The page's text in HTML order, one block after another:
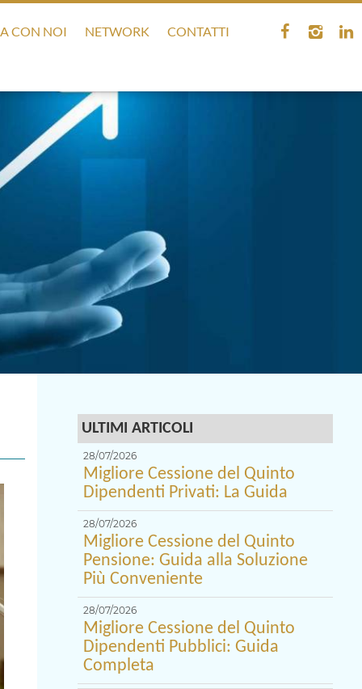
CON NOI NETWORK CONTATTI
ULTIMI ARTICOLI
28/07/2026
Migliore Cessione del Quinto
Dipendenti Privati: La Guida
28/07/2026
Migliore Cessione del Quinto
Pensione: Guida alla Soluzione
Più Conveniente
28/07/2026
Migliore Cessione del Quinto
Dipendenti Pubblici: Guida
Completa